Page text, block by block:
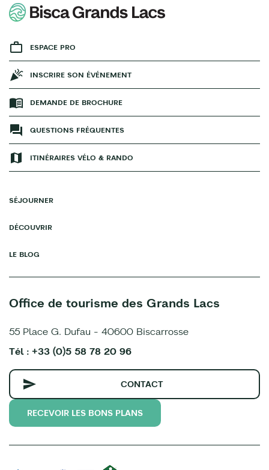
ESPACE PRO
INSCRIRE SON ÉVÉNEMENT
DEMANDE DE BROCHURE
QUESTIONS FRÉQUENTES
ITINÉRAIRES VÉLO & RANDO
SÉJOURNER
DÉCOUVRIR
LE BLOG
Office de tourisme des Grands Lacs
55 Place G. Dufau - 40600 Biscarrosse
Tél : +33 (0)5 58 78 20 96
CONTACT
RECEVOIR LES BONS PLANS